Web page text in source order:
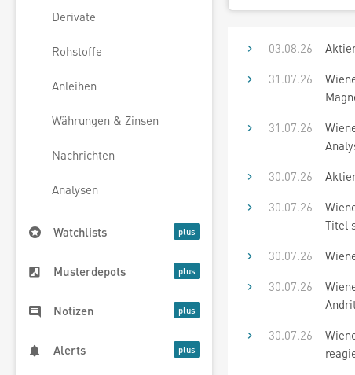
Derivate
Rohstoffe
Anleihen
Währungen & Zinsen
Nachrichten
Analysen
Watchlists
Musterdepots
Notizen
Alerts
03.08.26
31.07.26
31.07.26
30.07.26
30.07.26
Titel
30.07.26
30.07.26
30.07.26